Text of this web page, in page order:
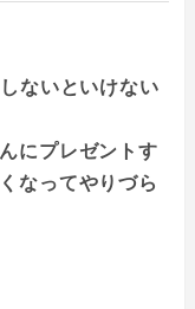
ないといけない
にプレゼントす
なってやりづら